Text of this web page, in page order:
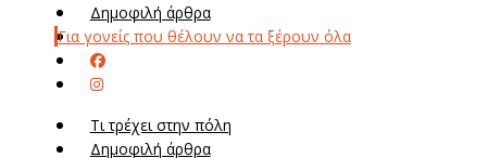
Δημοφιλή άρθρα
Για γονείς που θέλουν να τα ξέρουν όλα
Τι τρέχει στην πόλη
Δημοφιλή άρθρα